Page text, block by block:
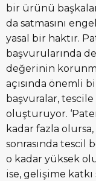
bir ürünü
da satmasını
yasal bir haktır.
başvurularında
değerinin
açısında önemli
başvuralar, tescile
oluşturuyor.
kadar fazla
sonrasında tescil
o kadar yüksek
ise, gelişime katkı